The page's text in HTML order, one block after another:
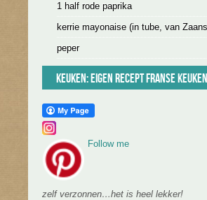
1 half rode paprika
kerrie mayonaise (in tube, van
peper
Keuken: Eigen recept Franse keuken
Follow me
zelf verzonnen…het is heel lekker!